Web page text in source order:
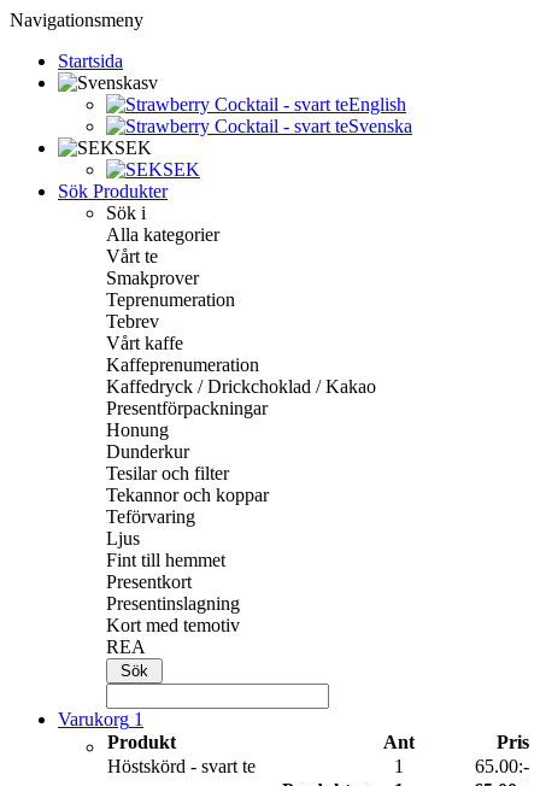
Navigationsmeny
Startsida
sv
English
Svenska
SEK
SEK
Sök Produkter
Sök i
Alla kategorier
Vårt te
Smakprover
Teprenumeration
Tebrev
Vårt kaffe
Kaffeprenumeration
Kaffedryck / Drickchoklad / Kakao
Presentförpackningar
Honung
Dunderkur
Tesilar och filter
Tekannor och koppar
Teförvaring
Ljus
Fint till hemmet
Presentkort
Presentinslagning
Kort med temotiv
REA
Varukorg 1
Produkt
Ant
Pris
Höstskörd - svart te
1
65.00:-